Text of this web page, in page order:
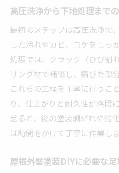
DIY屋根外壁塗装で
足度
屋根外壁塗装DIYの
ント
自分で屋根外壁塗
と課題
屋根外壁塗装DIYで
対策
屋根外壁塗装DIYに
高圧洗浄から下地処理まで
最初のステップは高圧洗浄で
した汚れやカビ、コケをしっ
処理では、クラック（ひび割
リング材で補修し、錆びた部
これらの工程を丁寧に行うこ
り、仕上がりと耐久性が格段
怠ると、後の塗装剥がれや劣
は時間をかけて丁寧に作業し
屋根外壁塗装DIYに必要な